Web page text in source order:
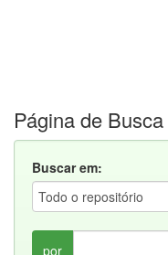
Página de Busca
Buscar em:
por